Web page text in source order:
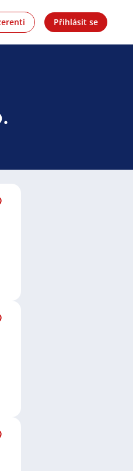
Přihlásit se